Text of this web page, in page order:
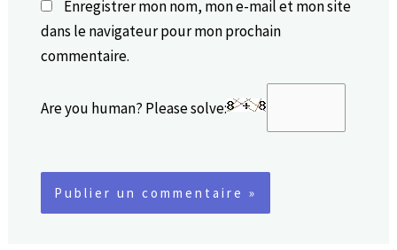
Enregistrer mon nom, mon e-mail et mon site
dans le navigateur pour mon prochain
commentaire.
Are you human? Please solve: